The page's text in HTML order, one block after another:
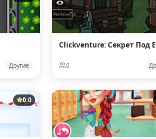
Другие
Clickventure: Секрет Под
0
0.0